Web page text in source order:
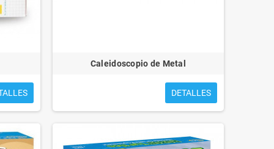
Caleidoscopio de Metal
DETALLES